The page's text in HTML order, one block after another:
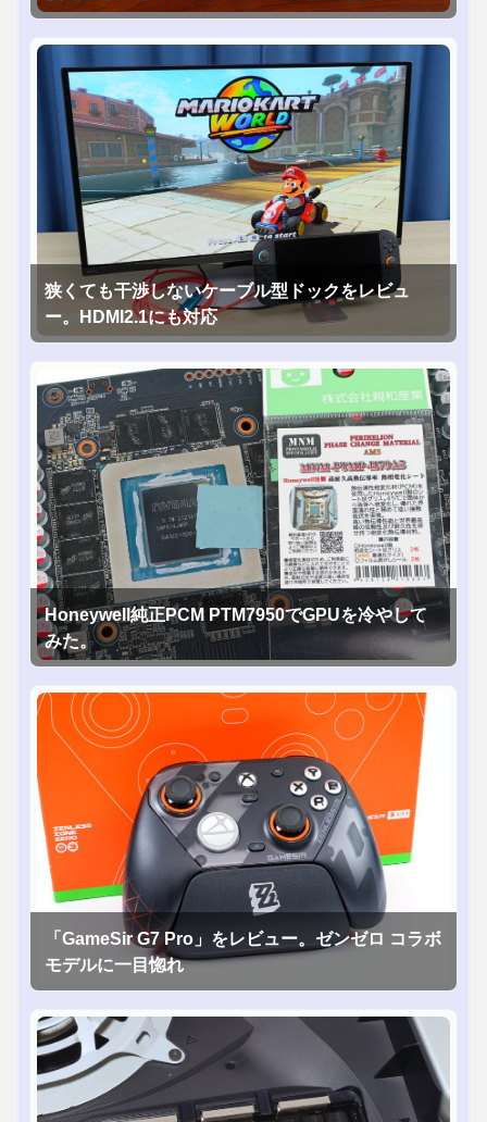
狭くても干渉しないケーブル型ドックをレビュ
ー。HDMI2.1にも対応
Honeywell純正PCM PTM7950でGPUを冷やして
みた。
「GameSir G7 Pro」をレビュー。ゼンゼロ コラボ
モデルに一目惚れ